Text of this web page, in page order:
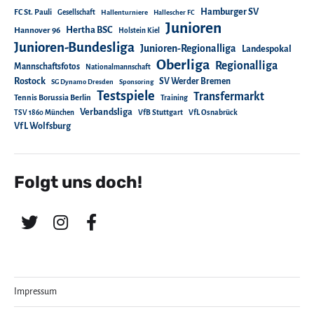
FC St. Pauli Gesellschaft Hallenturniere Hallescher FC Hamburger SV
Hannover 96 Hertha BSC Holstein Kiel Junioren
Junioren-Bundesliga Junioren-Regionalliga
Landespokal
Mannschaftsfotos
Nationalmannschaft Oberliga Regionalliga
Rostock SG Dynamo Dresden Sponsoring SV Werder Bremen
Tennis Borussia Berlin Testspiele Training Transfermarkt
TSV 1860 München Verbandsliga VfB Stuttgart VfL Osnabrück
VfL Wolfsburg
Folgt uns doch!
Impressum